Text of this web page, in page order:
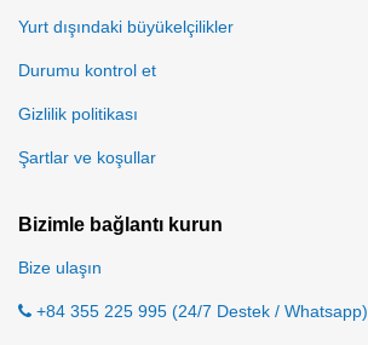
Yurt dışındaki büyükelçilikler
Durumu kontrol et
Gizlilik politikası
Şartlar ve koşullar
Bizimle bağlantı kurun
Bize ulaşın
+84 355 225 995 (24/7 Destek / Whatsapp)